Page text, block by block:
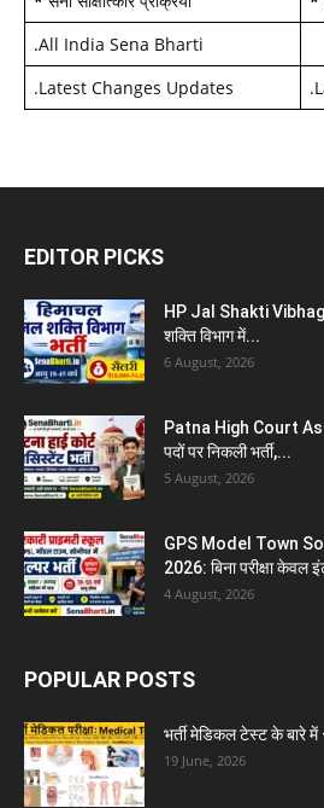
.All India Sena Bharti
.Latest Changes Updates .
EDITOR PICKS
HP Jal Shakti
शक्ति विभाग में...
6 August, 2026
Patna High Court
पदों पर निकली भर्ती,...
5 August, 2026
GPS Model Town
2026: बिना परीक्षा केवल
4 August, 2026
POPULAR POSTS
भर्ती मेडिकल टेस्ट के
19 June, 2026